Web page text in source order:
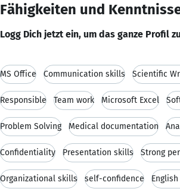
Fähigkeiten und
Logg Dich jetzt ein, um das ganze Profil
MS Office Communication skills Scientific
Responsible Team work Microsoft Excel
Problem Solving Medical documentation
Confidentiality Presentation skills Strong
Organizational skills self-confidence